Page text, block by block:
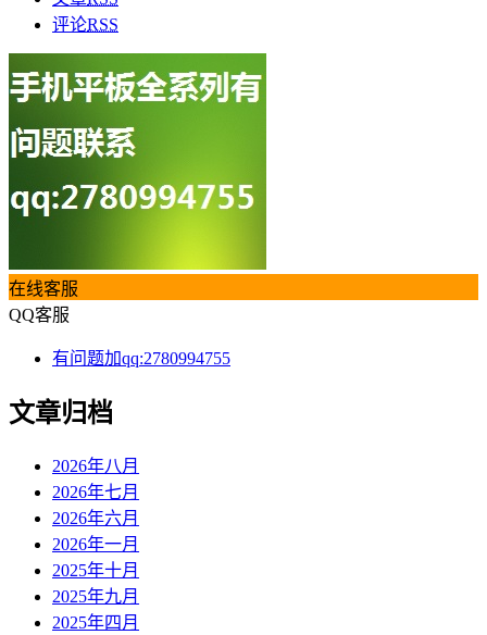
评论RSS
在线客服
QQ客服
有问题加qq:2780994755
文章归档
2026年八月
2026年七月
2026年六月
2026年一月
2025年十月
2025年九月
2025年四月